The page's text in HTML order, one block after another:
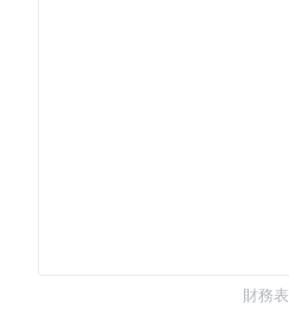
財務表